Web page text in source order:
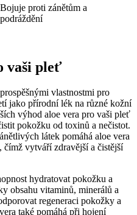
Bojuje proti zánětům a
podráždění
vaši pleť
vlastnostmi pro
jako přírodní lék na různé kožní
výhod aloe vera pro vaši pleť
pokožku od toxinů a nečistot.
látek pomáhá aloe vera
čímž vytváří zdravější a čistější
hydratovat pokožku a
obsahu vitaminů, minerálů a
regeneraci pokožky a
také pomáhá při hojení